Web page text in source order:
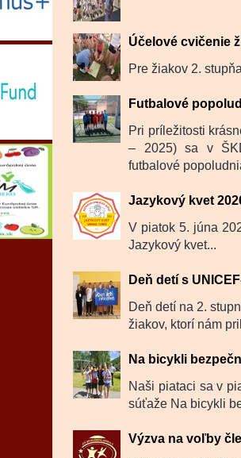
Účelové cvičenie
Pre žiakov 2.
Futbalové
Pri príležitosti
– 2025) sa v
futbalové
Jazykový kvet
V piatok 5. júna
Jazykový kvet...
Deň detí s
Deň detí na 2.
žiakov, ktorí nám
Na bicykli
Naši piataci sa v
súťaže Na bicykli
Výzva na voľby